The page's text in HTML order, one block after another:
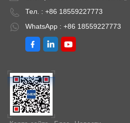
Тел. : +86 18559227773
WhatsApp : +86 18559227773